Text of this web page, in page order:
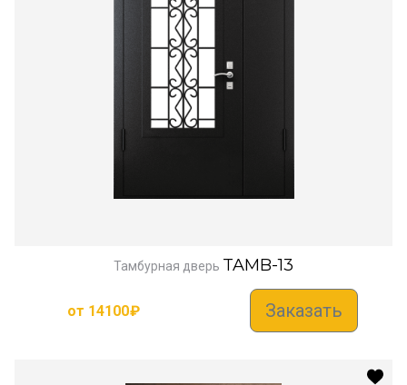
Тамбурная дверь TAMB-13
от 14100₽ Заказать